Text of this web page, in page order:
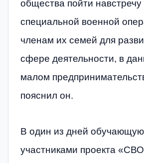
общества пойти навстречу
специальной военной
членам их семей для
сфере деятельности, в
малом
пояснил он.
В один из дней
участниками проекта